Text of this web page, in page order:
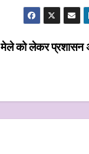
मेले को लेकर